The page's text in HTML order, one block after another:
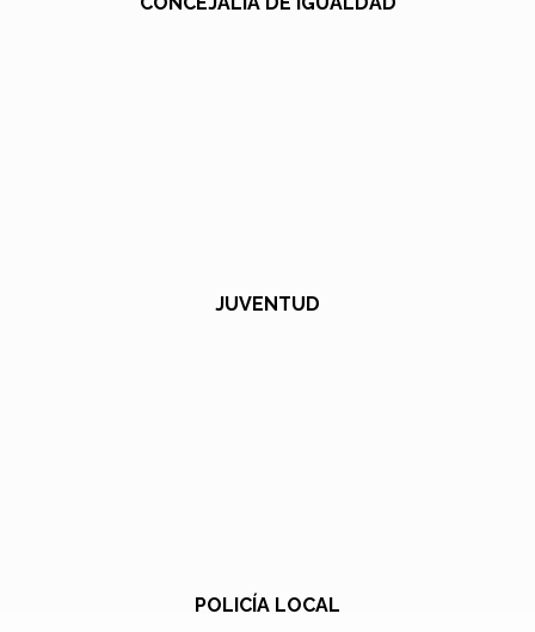
JUVENTUD
POLICÍA LOCAL